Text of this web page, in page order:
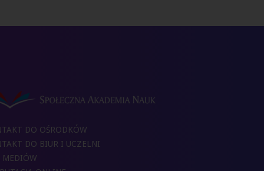
DO OŚRODKÓW
DO BIUR I UCZELNI
MEDIÓW